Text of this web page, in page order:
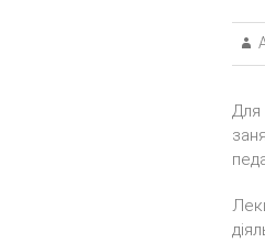
Для